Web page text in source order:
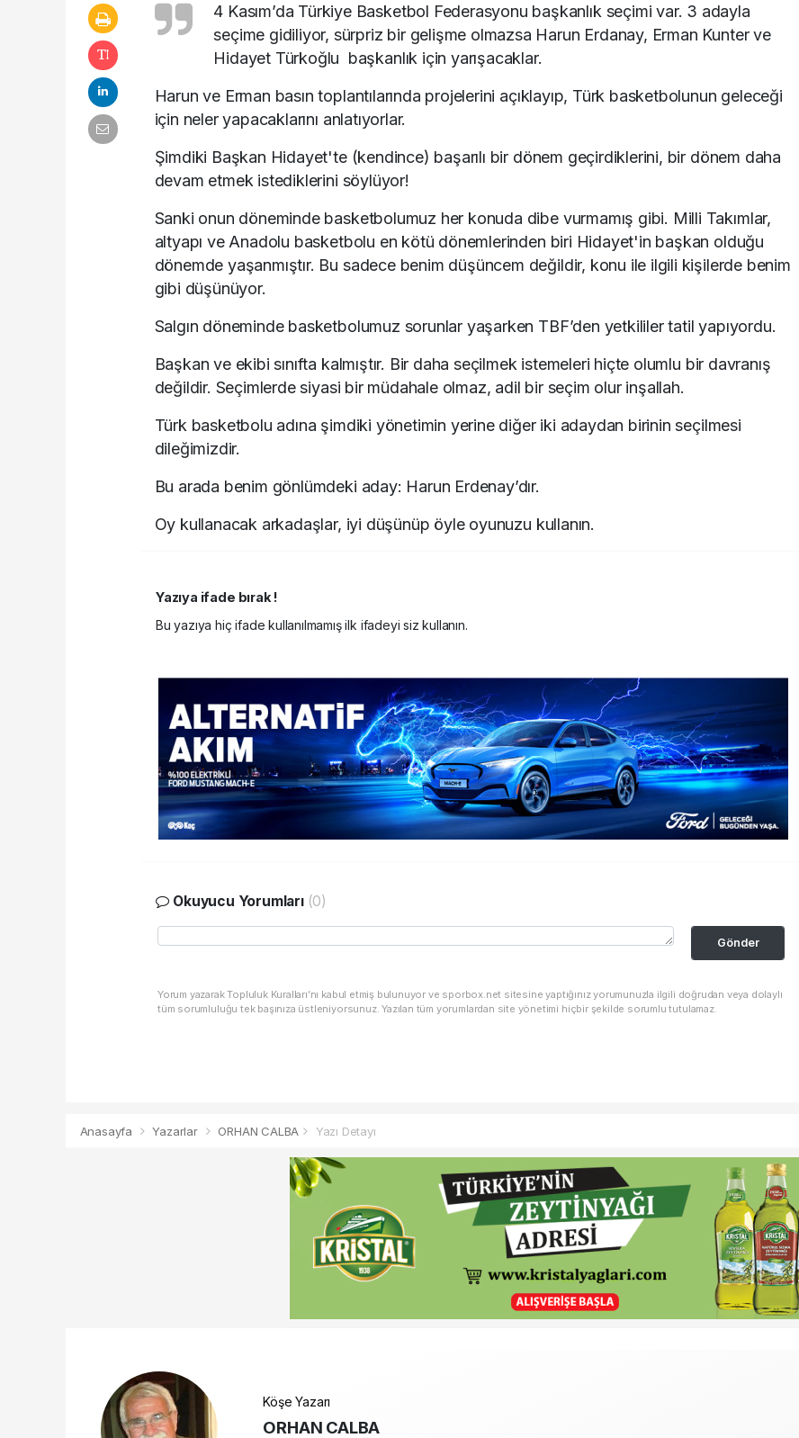
4 Kasım’da Türkiye Basketbol Federasyonu başkanlık seçimi var. 3 adayla
seçime gidiliyor, sürpriz bir gelişme olmazsa Harun Erdanay, Erman Kunter ve
Hidayet Türkoğlu başkanlık için yarışacaklar.
Harun ve Erman basın toplantılarında projelerini açıklayıp, Türk basketbolunun geleceği
için neler yapacaklarını anlatıyorlar.
Şimdiki Başkan Hidayet'te (kendince) başarılı bir dönem geçirdiklerini, bir dönem daha
devam etmek istediklerini söylüyor!
Sanki onun döneminde basketbolumuz her konuda dibe vurmamış gibi. Milli Takımlar,
altyapı ve Anadolu basketbolu en kötü dönemlerinden biri Hidayet'in başkan olduğu
dönemde yaşanmıştır. Bu sadece benim düşüncem değildir, konu ile ilgili kişilerde benim
gibi düşünüyor.
Salgın döneminde basketbolumuz sorunlar yaşarken TBF’den yetkililer tatil yapıyordu.
Başkan ve ekibi sınıfta kalmıştır. Bir daha seçilmek istemeleri hiçte olumlu bir davranış
değildir. Seçimlerde siyasi bir müdahale olmaz, adil bir seçim olur inşallah.
Türk basketbolu adına şimdiki yönetimin yerine diğer iki adaydan birinin seçilmesi
dileğimizdir.
Bu arada benim gönlümdeki aday: Harun Erdenay’dır.
Oy kullanacak arkadaşlar, iyi düşünüp öyle oyunuzu kullanın.
Yazıya ifade bırak !
Bu yazıya hiç ifade kullanılmamış ilk ifadeyi siz kullanın.
Okuyucu Yorumları (0)
Gönder
Yorum yazarak Topluluk Kuralları’nı kabul etmiş bulunuyor ve sporbox.net sitesine yaptığınız yorumunuzla ilgili doğrudan veya dolaylı
tüm sorumluluğu tek başınıza üstleniyorsunuz. Yazılan tüm yorumlardan site yönetimi hiçbir şekilde sorumlu tutulamaz.
Anasayfa Yazarlar ORHAN CALBA Yazı Detayı
Köşe Yazarı
ORHAN CALBA